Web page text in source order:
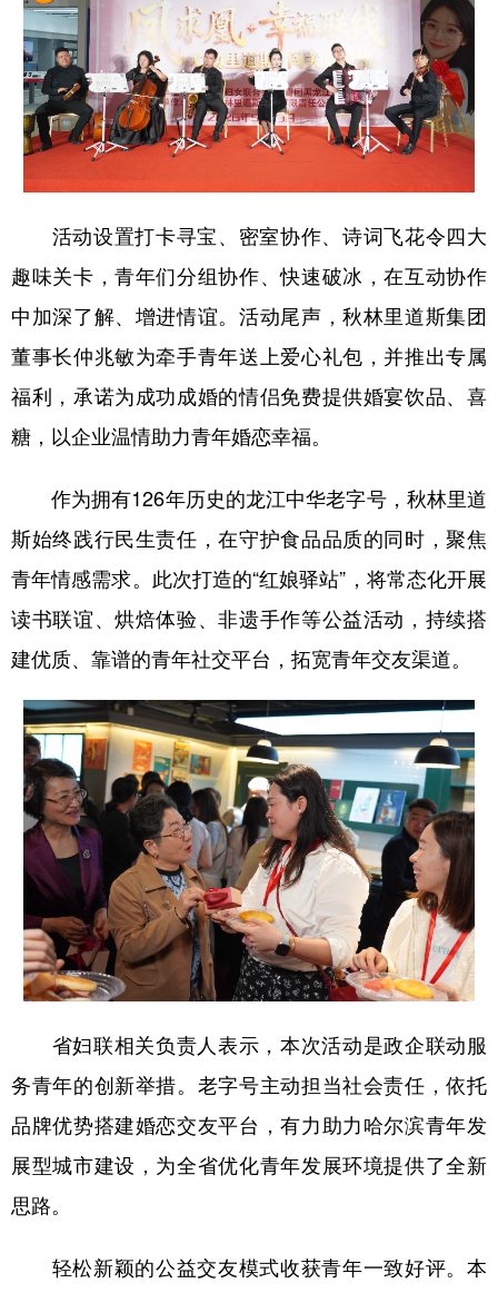
English Español Français عربى
Русский язык 日本語 한국어
Deutsch Português
活动设置打卡寻宝、密室协作、诗词飞花令四大
趣味关卡，青年们分组协作、快速破冰，在互动协作
中加深了解、增进情谊。活动尾声，秋林里道斯集团
董事长仲兆敏为牵手青年送上爱心礼包，并推出专属
福利，承诺为成功成婚的情侣免费提供婚宴饮品、喜
糖，以企业温情助力青年婚恋幸福。
作为拥有126年历史的龙江中华老字号，秋林里道
斯始终践行民生责任，在守护食品品质的同时，聚焦
青年情感需求。此次打造的“红娘驿站”，将常态化开展
读书联谊、烘焙体验、非遗手作等公益活动，持续搭
建优质、靠谱的青年社交平台，拓宽青年交友渠道。
省妇联相关负责人表示，本次活动是政企联动服
务青年的创新举措。老字号主动担当社会责任，依托
品牌优势搭建婚恋交友平台，有力助力哈尔滨青年发
展型城市建设，为全省优化青年发展环境提供了全新
思路。
轻松新颖的公益交友模式收获青年一致好评。本